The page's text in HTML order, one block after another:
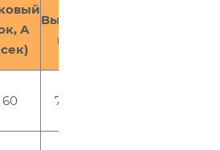
A
Высота,
мм
60 70,5